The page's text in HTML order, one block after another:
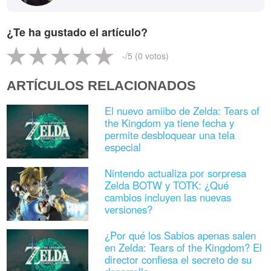
¿Te ha gustado el artículo?
-/5 (0 votos)
ARTÍCULOS RELACIONADOS
El nuevo amiibo de Zelda: Tears of
the Kingdom ya tiene fecha y
permite desbloquear una tela
especial
Nintendo actualiza por sorpresa
Zelda BOTW y TOTK: ¿Qué
cambios incluyen las nuevas
versiones?
¿Por qué los Sabios apenas salen
en Zelda: Tears of the Kingdom? El
director confiesa el secreto de su